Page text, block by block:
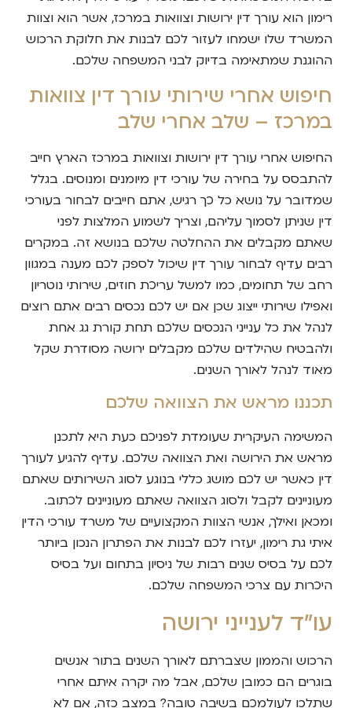
רימון הוא עורך דין ירושות וצוואות במרכז, אשר הוא וצוות
המשרד שלו ישמחו לעזור לכם לבנות את חלוקת הרכוש
ההוגנת שמתאימה בדיוק לבני המשפחה שלכם.
חיפוש אחרי שירותי עורך דין צוואות
במרכז – שלב אחרי שלב
החיפוש אחרי עורך דין ירושות וצוואות במרכז הארץ חייב
להתבסס על בחירה של עורכי דין מיומנים ומנוסים. בגלל
שמדובר על נושא כל כך רגיש, אתם חייבים לבחור בעורכי
דין שניתן לסמוך עליהם, וצריך לשמוע המלצות לפני
שאתם מקבלים את ההחלטה שלכם בנושא זה. במקרים
רבים עדיף לבחור עורך דין שיכול לספק לכם מענה במגוון
רחב של תחומים, כמו למשל עריכת חוזים, שירותי נוטריון
ואפילו שירותי ייצוג שכן אם יש לכם נכסים רבים אתם רוצים
לנהל את כל ענייני הנכסים שלכם תחת קורת גג אחת
ולהבטיח שהילדים שלכם מקבלים ירושה מסודרת שקל
מאוד לנהל לאורך השנים.
תכננו מראש את הצוואה שלכם
המשימה העיקרית שעומדת לפניכם כעת היא לתכנן
מראש את הירושה ואת הצוואה שלכם. עדיף להגיע לעורך
דין כאשר יש לכם מושג כללי בנוגע לסוג השירותים שאתם
מעוניינים לקבל ולסוג הצוואה שאתם מעוניינים לכתוב.
ומכאן ואילך, אנשי הצוות המקצועיים של משרד עורכי הדין
איתי גת רימון, יעזרו לכם לבנות את הפתרון הנכון ביותר
לכם על בסיס שנים רבות של ניסיון בתחום ועל בסיס
היכרות עם צרכי המשפחה שלכם.
עו"ד לענייני ירושה
הרכוש והממון שצברתם לאורך השנים בתור אנשים
בוגרים הם כמובן שלכם, אבל מה יקרה איתם אחרי
שתלכו לעולמכם בשיבה טובה? במצב כזה, אם לא